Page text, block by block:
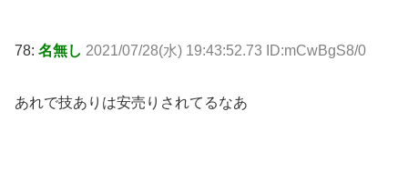
78: 名無し 2021/07/28(水) 19:43:52.73 ID:mCwBgS8/0
あれで技ありは安売りされてるなあ